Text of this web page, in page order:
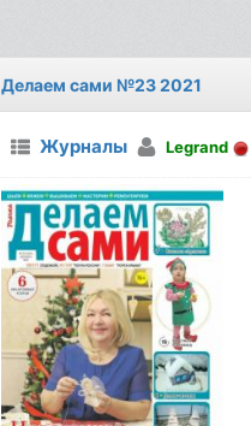
Делаем сами №23 2021
Журналы Legrand